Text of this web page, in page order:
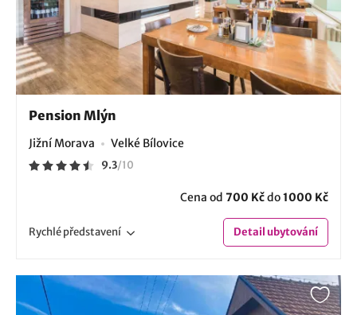
Pension Mlýn
Jižní Morava Velké Bílovice
9.3/10
Cena od 700 Kčdo1000 Kč
Rychlépředstavení Detailubytování